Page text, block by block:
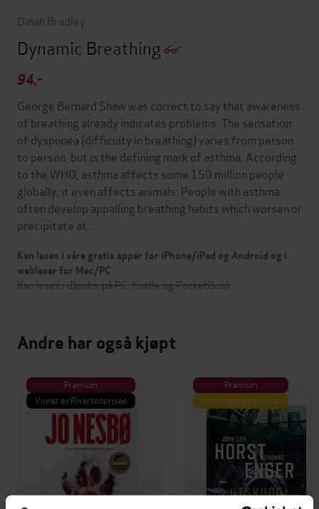
Dinah Bradley
Dynamic Breathing
94,-
George Bernard Shaw was correct to say that awareness
of breathing already indicates problems. The sensation
of dyspnoea (difficulty in breathing) varies from person
to person, but is the defining mark of asthma. According
to the WHO, asthma affects some 150 million people
globally; it even affects animals. People with asthma
often develop appalling breathing habits which worsen or
precipitate at…
Kan leses i våre gratis apper for iPhone/iPad og Android og i
webleser for Mac/PC
Kan leses i iBooks, på PC, Kindle og PocketBook
Andre har også kjøpt
Premium
Vinner av Rivertonprisen
Premium
Første gang på tilbud